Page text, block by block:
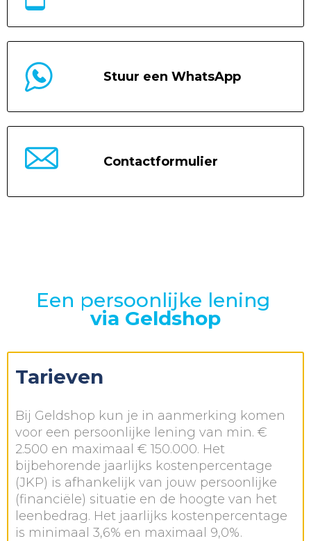
Stuur een WhatsApp
Contactformulier
Een persoonlijke lening
via Geldshop
Tarieven
Bij Geldshop kun je in aanmerking komen
voor een persoonlijke lening van min. €
2.500 en maximaal € 150.000. Het
bijbehorende jaarlijks kostenpercentage
(JKP) is afhankelijk van jouw persoonlijke
(financiële) situatie en de hoogte van het
leenbedrag. Het jaarlijks kostenpercentage
is minimaal 3,6% en maximaal 9,0%.